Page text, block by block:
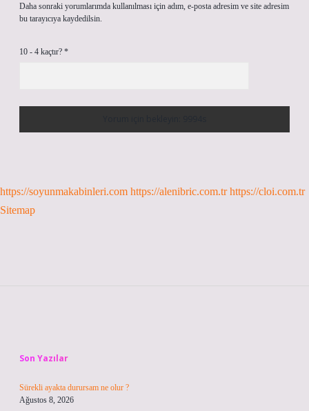
Daha sonraki yorumlarımda kullanılması için adım, e-posta adresim ve site adresim
bu tarayıcıya kaydedilsin.
10 - 4 kaçtır? *
https://soyunmakabinleri.com https://alenibric.com.tr https://cloi.com.tr
Sitemap
Son Yazılar
Sürekli ayakta durursam ne olur ?
Ağustos 8, 2026